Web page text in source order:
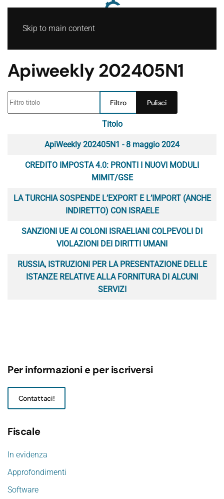
Skip to main content
Apiweekly 202405N1
Filtro Pulisci
Titolo
ApiWeekly 202405N1 - 8 maggio 2024
CREDITO IMPOSTA 4.0: PRONTI I NUOVI MODULI
MIMIT/GSE
LA TURCHIA SOSPENDE L’EXPORT E L’IMPORT (ANCHE
INDIRETTO) CON ISRAELE
SANZIONI UE AI COLONI ISRAELIANI COLPEVOLI DI
VIOLAZIONI DEI DIRITTI UMANI
RUSSIA, ISTRUZIONI PER LA PRESENTAZIONE DELLE
ISTANZE RELATIVE ALLA FORNITURA DI ALCUNI
SERVIZI
Per informazioni e per iscriversi
Contattaci!
Fiscale
In evidenza
Approfondimenti
Software